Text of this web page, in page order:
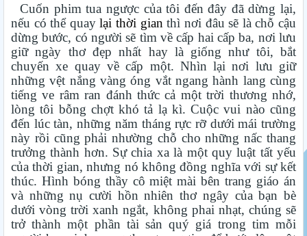
Cuốn phim tua ngược của tôi đến đây đã dừng lại,
nếu có thể quaylại thời gianthì nơi đâu sẽ là chỗ cậu
dừng bước, có người sẽ tìm về cấp hai cấp ba, nơi lưu
giữ ngày thơ đẹp nhất hay là giống như tôi, bắt
chuyến xe quay về cấp một. Nhìn lại nơi lưu giữ
những vệt nắng vàng óng vắt ngang hành lang cùng
tiếng ve râm ran đánh thức cả một trời thương nhớ,
lòng tôi bỗng chợt khó tả lạ kì. Cuộc vui nào cũng
đến lúc tàn, những năm tháng rực rỡ dưới mái trường
này rồi cũng phải nhường chỗ cho những nấc thang
trưởng thành hơn. Sự chia xa là một quy luật tất yếu
của thời gian, nhưng nó không đồng nghĩa với sự kết
thúc. Hình bóng thầy cô miệt mài bên trang giáo án
và những nụ cười hồn nhiên thơ ngây của bạn bè
dưới vòng trời xanh ngắt, không phai nhạt, chúng sẽ
trở thành một phần tài sản quý giá trong tim mỗi